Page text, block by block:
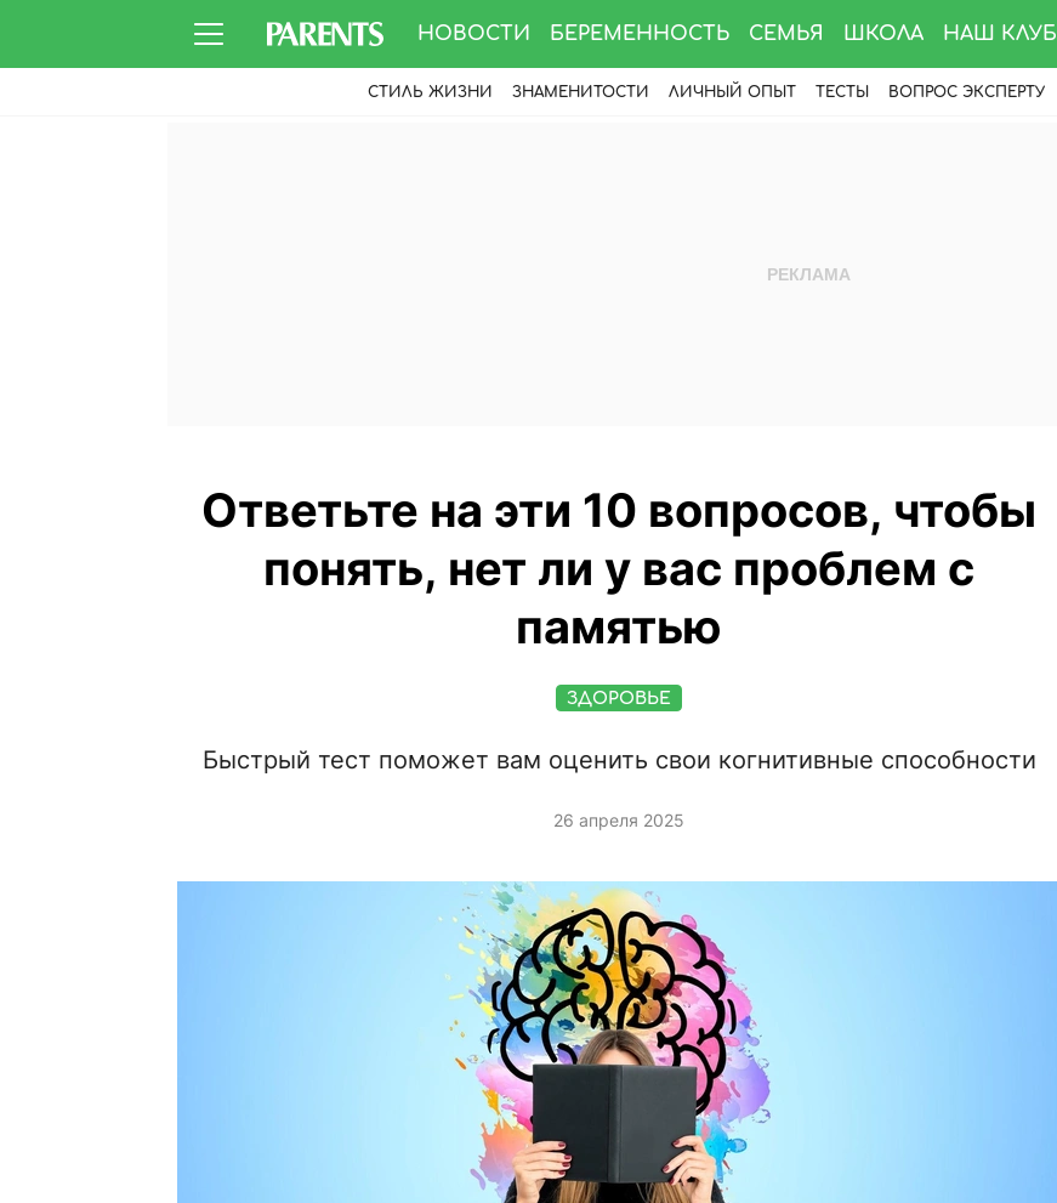
НОВОСТИ БЕРЕМЕННОСТЬ СЕМЬЯ ШКОЛА НАШ КЛУБ
СТИЛЬ ЖИЗНИ ЗНАМЕНИТОСТИ ЛИЧНЫЙ ОПЫТ ТЕСТЫ ВОПРОС ЭКСПЕРТУ
Ответьте на эти 10 вопросов, чтобы
понять, нет ли у вас проблем с
памятью
ЗДОРОВЬЕ
Быстрый тест поможет вам оценить свои когнитивные способности
26 апреля 2025